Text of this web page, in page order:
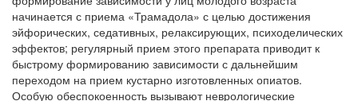
начинается с приема «Трамадола» с целью достижения
эйфорических, седативных, релаксирующих, психоделических
эффектов; регулярный прием этого препарата приводит к
быстрому формированию зависимости с дальнейшим
переходом на прием кустарно изготовленных опиатов.
Особую обеспокоенность вызывают неврологические